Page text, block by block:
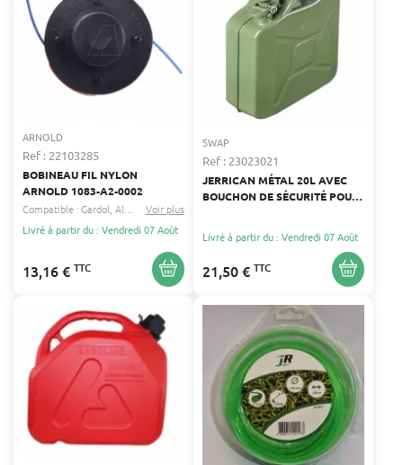
ARNOLD
Ref : 22103285
BOBINEAU FIL NYLON
ARNOLD 1083-A2-0002
Compatible :Gardol Al-ko ...Voir plus
Livré à partir du : Vendredi 07 Août
13,16 € TTC
SWAP
Ref : 23023021
JERRICAN MÉTAL 20L AVEC
BOUCHON DE SÉCURITÉ POUR
Livré à partir du : Vendredi 07 Août
21,50 € TTC